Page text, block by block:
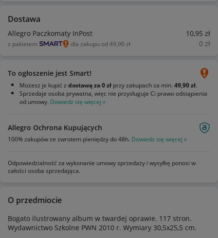
Dostawa
Allegro Paczkomaty InPost 10,95 zł
z pakietem dla zakupu od 49,90 zł 0 zł
To ogłoszenie jest Smart!
Możesz je kupić z dostawą za 0 zł przy zakupach za min. 49,90 zł.
Sprzedaje osoba prywatna, więc nie przysługuje Ci prawo odstąpienia
od umowy. Dowiedz się więcej »
Allegro Ochrona Kupujących
100% zakupów ze zwrotem pieniędzy do 48h. Dowiedz się więcej »
Odpowiedzialność za wykonanie umowy sprzedaży i wysyłkę ponosi w
całości osoba sprzedająca.
O przedmiocie
Bogato ilustrowany album w twardej oprawie. 117 stron.
Wydawnictwo Szkolne PWN 2010 r. Wymiary 30,5x25,5 cm.